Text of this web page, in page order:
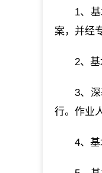
1、
案，并经
2、
3、
行。作业
4、